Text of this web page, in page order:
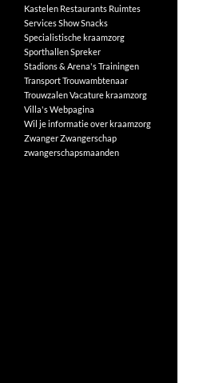
Kastelen Restaurants Ruimtes
ServicesShowSnacks
Specialistische kraamzorg
SporthallenSpreker
Stadions & Arena'sTrainingen
TransportTrouwambtenaar
TrouwzalenVacature kraamzorg
Villa'sWebpagina
Wil je informatie over kraamzorg
ZwangerZwangerschap
zwangerschapsmaanden